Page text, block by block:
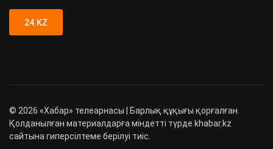
24.KZ
© 2026 «Хабар» телеарнасы | Барлық құқығы қорғалған.
Қолданылған материалдарға міндетті түрде khabar.kz
сайтына гиперсілтеме берілуі тиіс.